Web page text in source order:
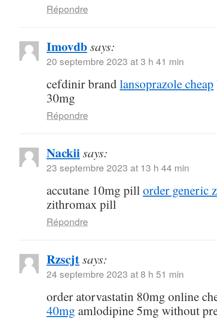
Répondre
Imovdbsays:
20 septembre 2023 at 3 h 41 min
cefdinir brandlansoprazole cheap
30mg
Répondre
Nackiisays:
23 septembre 2023 at 13 h 44 min
accutane 10mg pill order generic
zithromax pill
Répondre
Rzscjtsays:
24 septembre 2023 at 8 h 51 min
order atorvastatin 80mg online
40mg amlodipine 5mg without